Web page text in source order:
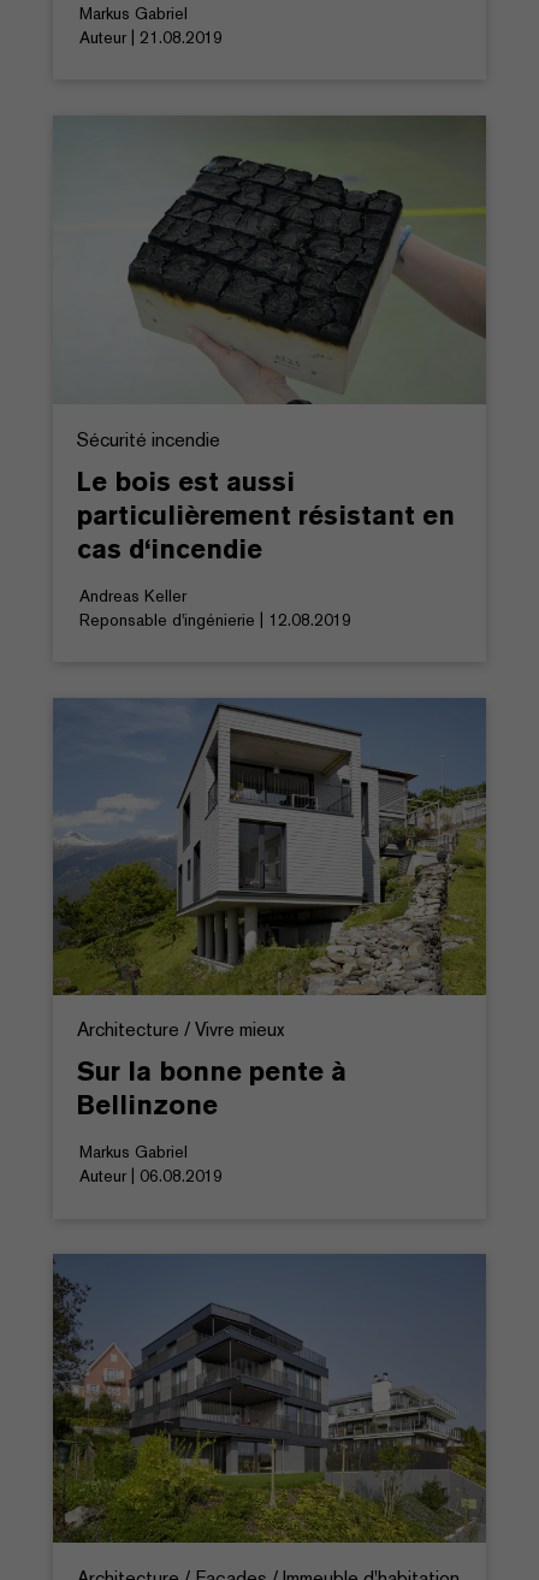
Markus Gabriel
Auteur | 21.08.2019
Sécurité incendie
Le bois est aussi
particulièrement résistant en
cas d‘incendie
Andreas Keller
Reponsable d'ingénierie | 12.08.2019
Architecture / Vivre mieux
Sur la bonne pente à
Bellinzone
Markus Gabriel
Auteur | 06.08.2019